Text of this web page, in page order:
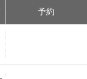
予約